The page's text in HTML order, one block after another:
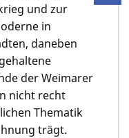
und zur
in
daneben
der Weimarer
nicht recht
Thematik
trägt.